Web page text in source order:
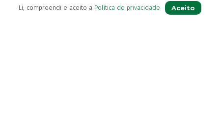
Li, compreendi e aceito a Política de privacidade Aceito